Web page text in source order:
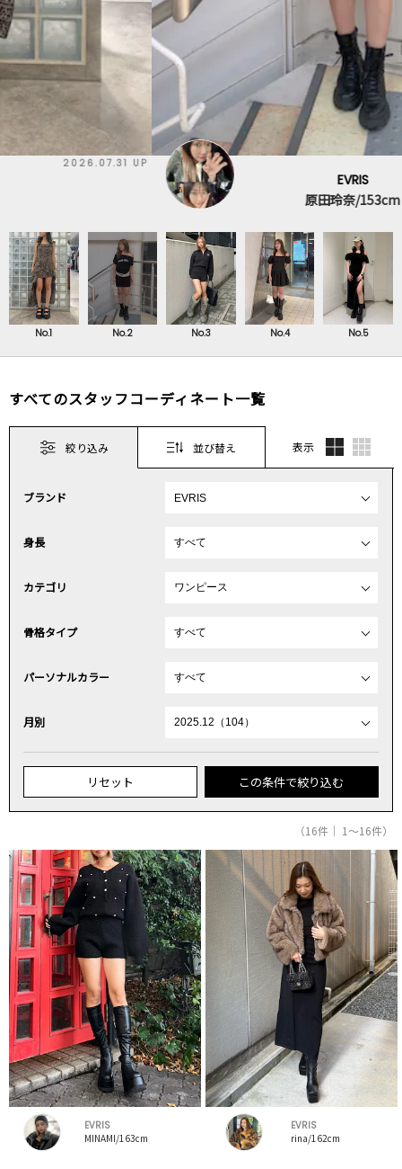
EVRIS
原田玲奈/153cm
No.1 No.2 No.3 No.4 No.5
すべてのスタッフコーディネート一覧
絞り込み 並び替え 表示
ブランド
身長
カテゴリ
骨格タイプ
パーソナルカラー
月別
リセット この条件で絞り込む
（16件｜ 1～16件）
EVRIS
MINAMI/163cm
EVRIS
rina/162cm